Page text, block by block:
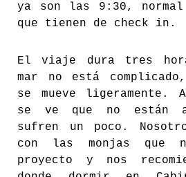
ya son las 9:30,
que tienen de check in.
El viaje dura tres
mar no está
se mueve ligeramente.
se ve que no están
sufren un poco.
con las monjas que
proyecto y nos